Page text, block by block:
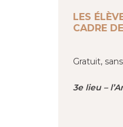
LES
CADRE
Gratuit,
3e lieu –